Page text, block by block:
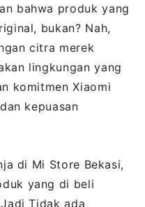
bahwa produk yang
bukan? Nah,
citra merek
lingkungan yang
komitmen Xiaomi
kepuasan
di Mi Store Bekasi,
yang di beli
Tidak ada